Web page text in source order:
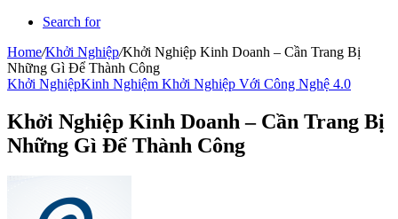
Search for
Home/Khởi Nghiệp/Khởi Nghiệp Kinh Doanh – Cần Trang Bị
Những Gì Để Thành Công
Khởi NghiệpKinh Nghiệm Khởi Nghiệp Với Công Nghệ 4.0
Khởi Nghiệp Kinh Doanh – Cần Trang Bị
Những Gì Để Thành Công